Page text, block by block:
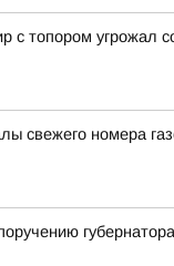
с топором угрожал
свежего номера